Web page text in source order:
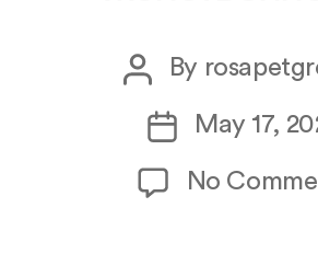
Post
author
By
Post
date
May 17,
No